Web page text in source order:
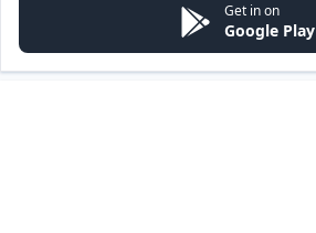
Get in on
Google Play